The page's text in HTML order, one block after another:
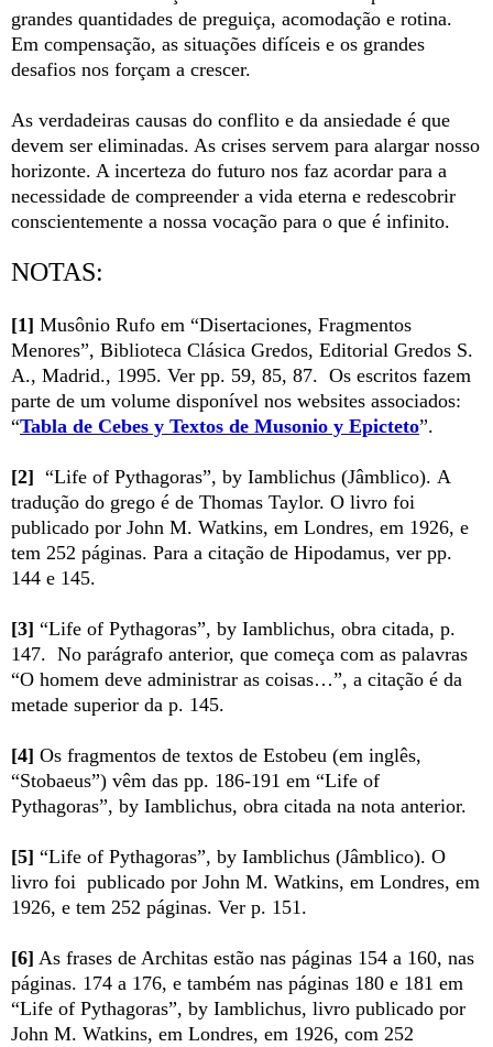
grandes quantidades de preguiça, acomodação e rotina.
Em compensação, as situações difíceis e os grandes
desafios nos forçam a crescer.
As verdadeiras causas do conflito e da ansiedade é que
devem ser eliminadas. As crises servem para alargar nosso
horizonte. A incerteza do futuro nos faz acordar para a
necessidade de compreender a vida eterna e redescobrir
conscientemente a nossa vocação para o que é infinito.
NOTAS:
[1] Musônio Rufo em “Disertaciones, Fragmentos
Menores”, Biblioteca Clásica Gredos, Editorial Gredos S.
A., Madrid., 1995. Ver pp. 59, 85, 87. Os escritos fazem
parte de um volume disponível nos websites associados:
“Tabla de Cebes y Textos de Musonio y Epicteto”.
[2] “Life of Pythagoras”, by Iamblichus (Jâmblico). A
tradução do grego é de Thomas Taylor. O livro foi
publicado por John M. Watkins, em Londres, em 1926, e
tem 252 páginas. Para a citação de Hipodamus, ver pp.
144 e 145.
[3] “Life of Pythagoras”, by Iamblichus, obra citada, p.
147. No parágrafo anterior, que começa com as palavras
“O homem deve administrar as coisas…”, a citação é da
metade superior da p. 145.
[4] Os fragmentos de textos de Estobeu (em inglês,
“Stobaeus”) vêm das pp. 186-191 em “Life of
Pythagoras”, by Iamblichus, obra citada na nota anterior.
[5] “Life of Pythagoras”, by Iamblichus (Jâmblico). O
livro foi publicado por John M. Watkins, em Londres, em
1926, e tem 252 páginas. Ver p. 151.
[6] As frases de Architas estão nas páginas 154 a 160, nas
páginas. 174 a 176, e também nas páginas 180 e 181 em
“Life of Pythagoras”, by Iamblichus, livro publicado por
John M. Watkins, em Londres, em 1926, com 252